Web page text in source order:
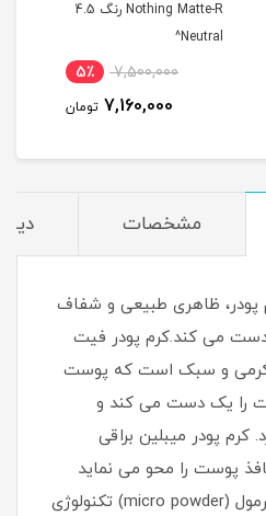
Nothing Matte-R رنگ 4.5
Neutral^
7,500,000 5٪
7,160,000 تومان
مشخصات
پودر، ظاهری طبیعی و شفاف
می کند.کرم پودر فیت
کرمی و سبک است که پوست
را یک دست می کند و
کرم پودر میبلین براقی
پوست را محو می نماید
همچنین با استفاده از فرمول (micro powder) تکنولوژی